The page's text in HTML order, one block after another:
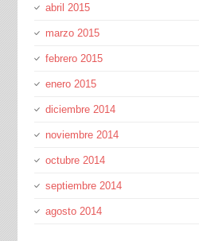
abril 2015
marzo 2015
febrero 2015
enero 2015
diciembre 2014
noviembre 2014
octubre 2014
septiembre 2014
agosto 2014